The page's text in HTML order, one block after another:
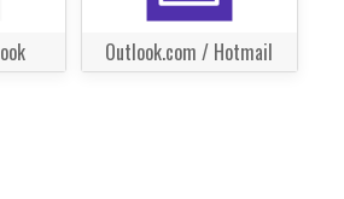
Outlook.com / Hotmail